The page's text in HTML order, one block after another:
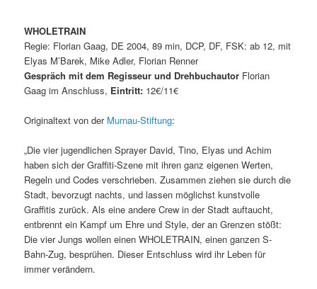
WHOLETRAIN
Regie: Florian Gaag, DE 2004, 89 min, DCP, DF, FSK: ab 12, mit
Elyas M’Barek, Mike Adler, Florian Renner
Gespräch mit dem Regisseur und Drehbuchautor Florian
Gaag im Anschluss, Eintritt: 12€/11€
Originaltext von der Murnau-Stiftung:
„Die vier jugendlichen Sprayer David, Tino, Elyas und Achim
haben sich der Graffiti-Szene mit ihren ganz eigenen Werten,
Regeln und Codes verschrieben. Zusammen ziehen sie durch die
Stadt, bevorzugt nachts, und lassen möglichst kunstvolle
Graffitis zurück. Als eine andere Crew in der Stadt auftaucht,
entbrennt ein Kampf um Ehre und Style, der an Grenzen stößt:
Die vier Jungs wollen einen WHOLETRAIN, einen ganzen S-
Bahn-Zug, besprühen. Dieser Entschluss wird ihr Leben für
immer verändern.